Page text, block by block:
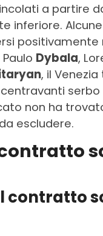
a partire
inferiore.
Dybala,
, il
centravanti
non ha
escludere.
contratto